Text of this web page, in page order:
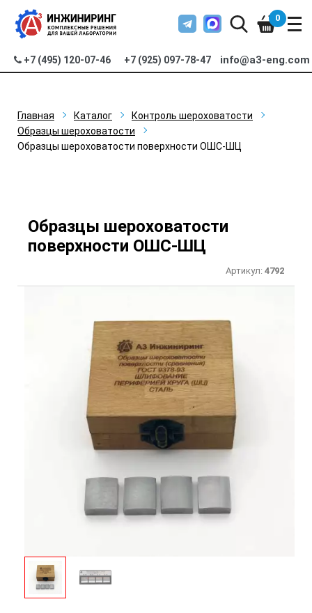
+7 (495) 120-07-46 +7 (925) 097-78-47 info@a3-eng.com
0
Главная Каталог
Контроль шероховатости
Образцы шероховатости
Образцы шероховатости поверхности ОШС-ШЦ
Образцы шероховатости
поверхности ОШС-ШЦ
Артикул: 4792